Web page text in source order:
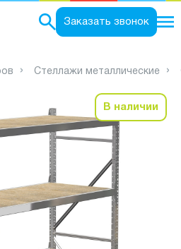
Заказать звонок
Стеллажи металлические
В наличии